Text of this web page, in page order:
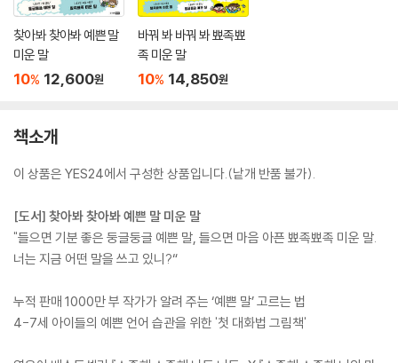
찾아봐 찾아봐 예쁜 말
미운 말
10% 12,600원
바꿔 봐 바꿔 봐 뾰족뾰
족 미운 말
10% 14,850원
책소개
이 상품은 YES24에서 구성한 상품입니다.(낱개 반품 불가).
[도서] 찾아봐 찾아봐 예쁜 말 미운 말
"들으면 기분 좋은 둥글둥글 예쁜 말, 들으면 마음 아픈 뾰족뾰족 미운 말.
너는 지금 어떤 말을 쓰고 있니?“
누적 판매 1000만 부 작가가 알려 주는 ‘예쁜 말’ 고르는 법
4-7세 아이들의 예쁜 언어 습관을 위한 '첫 대화법 그림책'